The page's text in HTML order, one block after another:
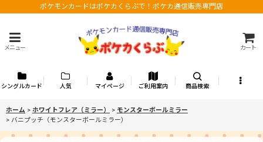
ポケモンカードはポケカくらぶで！ポケカ通信販売専門店
メニュー カート
シングルカード 人気 マイページ ご利用案内 商品検索
ホーム > ホワイトフレア（ミラー） > モンスターボールミラー
> バニプッチ（モンスターボールミラー）